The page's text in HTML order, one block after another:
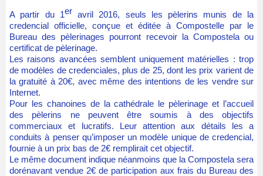
A partir du 1er avril 2016, seuls les pèlerins munis de la
credencial officielle, conçue et éditée à Compostelle par le
Bureau des pèlerinages pourront recevoir la Compostela ou
certificat de pèlerinage.
Les raisons avancées semblent uniquement matérielles : trop
de modèles de credenciales, plus de 25, dont les prix varient de
la gratuité à 20€, avec même des intentions de les vendre sur
Internet.
Pour les chanoines de la cathédrale le pèlerinage et l’accueil
des pèlerins ne peuvent être soumis à des objectifs
commerciaux et lucratifs. Leur attention aux détails les a
conduits à penser qu’imposer un modèle unique de credencial,
fournie à un prix bas de 2€ remplirait cet objectif.
Le même document indique néanmoins que la Compostela sera
dorénavant vendue 2€ de participation aux frais du Bureau des